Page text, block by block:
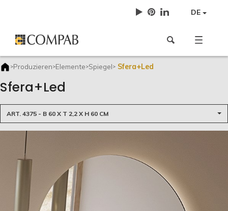
DE
>Produzieren>Elemente>Spiegel> Sfera+Led
Sfera+Led
ART. 4375 - B 60 X T 2,2 X H 60 CM